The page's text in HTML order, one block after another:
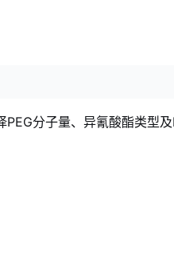
分子量、异氰酸酯类